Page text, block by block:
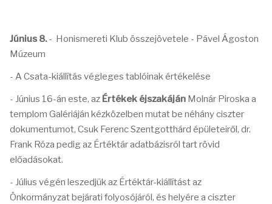
Június 8.- Honismereti Klub összejövetele - Pável Ágoston
Múzeum
- A Csata-kiállítás végleges tablóinak értékelése
- Június 16-án este, az Értékek éjszakáján Molnár Piroska a
templom Galériáján kézközelben mutat be néhány ciszter
dokumentumot, Csuk Ferenc Szentgotthárd épületeiről, dr.
Frank Róza pedig az Értéktár adatbázisról tart rövid
előadásokat.
- Július végén leszedjük az Értéktár-kiállítást az
Önkormányzat bejárati folyosójáról, és helyére a ciszter